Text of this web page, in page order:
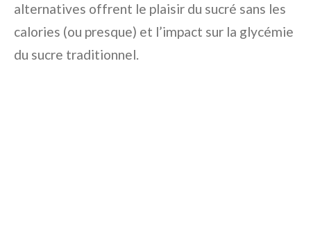
alternatives offrent le plaisir du sucré sans les
calories (ou presque) et l’impact sur la glycémie
du sucre traditionnel.